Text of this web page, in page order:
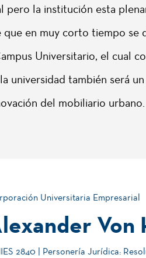
pero la institución esta
que en muy corto tiempo se
Universitario, el cual
universidad también será
del mobiliario urbano.
Universitaria Empresarial
Von
2840 | Personería Jurídica: